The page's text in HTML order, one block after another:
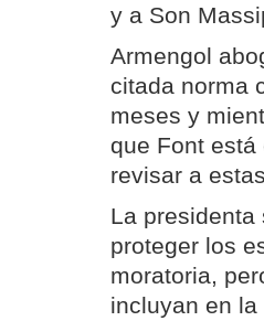
y a Son
Armengol
citada norma
meses y
que Font
revisar a
La
proteger los
moratoria,
incluyan en